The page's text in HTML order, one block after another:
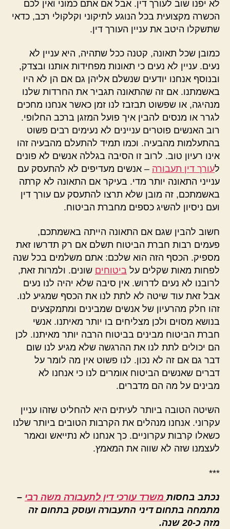
לא יפנו שוב לעורך דין. אבל אם אתם כמוני ואין לכם
הכשרה מקצועית בכל הנוגע לתיקוני וקלקולי רכב, כדאי
שתשקלו היטב את עניין העורך דין.
כמובן שכל תאונה, קטנה ככל שתהיה, היא עניין לא
נעים. עניין לא נעים כי תאונות מפחידות אותנו ובצדק,
ובנוסף אנחנו יודעים שנשלם אליהן גם אם הן לא היו
באשמתנו. אם זה שהתאונה תגביר את החרדות שלנו
מנהיגה, או שפשוט תבזבז לנו זמן כאשר אנחנו מחכים
לגרר או מנסים להבין איך פועל המזגן ברכב החלופי.
רוב האנשים פוטרים עניינים לא נעימים רבים פשוט
בהתעלמות מהבעיה. וכמו תמיד להתעלם מהבעיה זהו
אינו רעיון טוב. לרוב זו הסיבה בגללה אנשים לא פונים
לעורך דין תעבורה – אנשים מעדיפים לא להתעסק עם
ענייני התאונה יותר מדי. בעיקר אם התאונה לא קרתה
באשמתכם, זה מובן שלא תרצו להתעסק עם עורך דין
ועם ניסיון להשיג כספים מחברת הביטוח.
חשוב להבין שגם אם התאונה הייתה באשמתכם,
פעמים רבות חברת הביטוח תשלם אם רק תדרשו זאת
מספיק. הכסף הזה הוא שלכם: אתם משלמים בכל שנה
לפחות מאות שקלים על ביטוחים שונים. ולמרות זאת,
לרובנו לא נעים לדרוש. אין סיבה שלא יהיה לנו נעים
אבל זאת עוד שיטה לא לתת לנו את הכסף שמגיע לנו.
זהו חלק מהרעיון של אנשים שמבינים ומתמקצעים
בנושא מסוים ולכן מצליחים בו יותר מאיתנו. אנשי
חברת הביטוח מבינים בביטוח הרבה יותר מאיתנו. לכן
הם יכולים לתת לנו את ההרגשה שלא מגיע לנו שום
דבר גם אם זה לא נכון. לנו פשוט אין מה לומר על
דברים שאנשים הביטוח אומרים לנו כי אנחנו לא
מבינים על מה הם מדברים.
השיטה הטובה ביותר לעיתים היא להחליט שזהו עניין
עקרוני. אנחנו מנהלים את הקרבות הטובים ביותר שלנו
כשאלו קרבות עקרוניים. כך אנחנו לא נתייאש ונאמר
לעצמנו שזה לא שווה את המאמץ.
***
נכתב בחסותמשרד עורכי דין לתעבורה משה רבי –
מתמחה בתחום דיני התעבורה ועוסק בתחום זה
מזה כ-20 שנה.